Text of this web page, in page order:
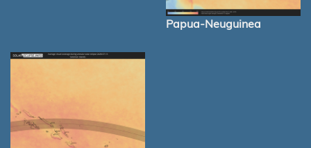
Papua-Neuguinea